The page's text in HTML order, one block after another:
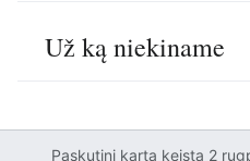
Už ką niekiname
Paskutinį kartą keista 2